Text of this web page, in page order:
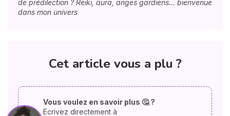
de prédilection ? Reiki, aura, anges gardiens… bienvenue
dans mon univers
Cet article vous a plu ?
Vous voulez en savoir plus 🤔 ?
Ecrivez directement à